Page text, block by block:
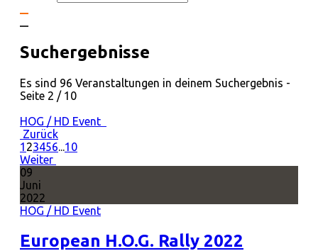
Suchergebnisse
Es sind 96 Veranstaltungen in deinem Suchergebnis -
Seite 2 / 10
HOG / HD Event
Zurück
1 23456...10
Weiter
09
Juni
2022
HOG / HD Event
European H.O.G. Rally 2022